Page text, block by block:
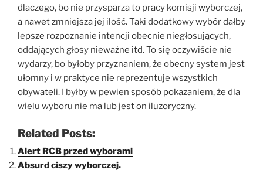
dlaczego, bo nie przysparza to pracy komisji wyborczej,
a nawet zmniejsza jej ilość. Taki dodatkowy wybór dałby
lepsze rozpoznanie intencji obecnie niegłosujących,
oddających głosy nieważne itd. To się oczywiście nie
wydarzy, bo byłoby przyznaniem, że obecny system jest
ułomny i w praktyce nie reprezentuje wszystkich
obywateli. I byłby w pewien sposób pokazaniem, że dla
wielu wyboru nie ma lub jest on iluzoryczny.
Related Posts:
Alert RCB przed wyborami
Absurd ciszy wyborczej.